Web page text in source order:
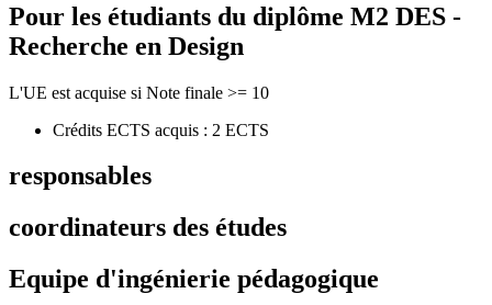
Pour les étudiants du diplôme M2 DES -
Recherche en Design
L'UE est acquise si Note finale >= 10
Crédits ECTS acquis : 2 ECTS
responsables
coordinateurs des études
Equipe d'ingénierie pédagogique